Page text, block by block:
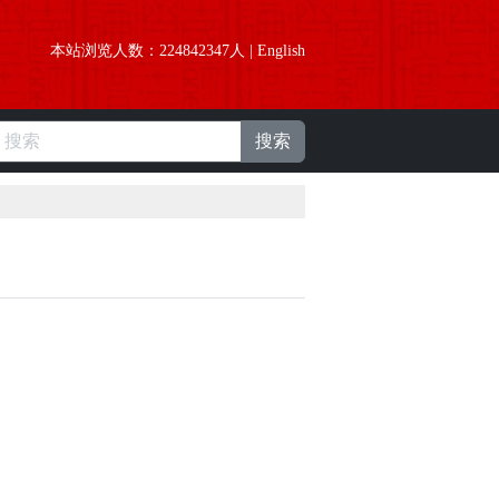
本站浏览人数： 224842347人 | English
搜索